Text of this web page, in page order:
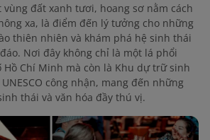
vùng đất xanh tươi, hoang sơ nằm cách
xa, là điểm đến lý tưởng cho những
thiên nhiên và khám phá hệ sinh thái
Nơi đây không chỉ là một lá phổi
Hồ Chí Minh mà còn là Khu dự trữ sinh
công nhận, mang đến những
thái và văn hóa đầy thú vị.